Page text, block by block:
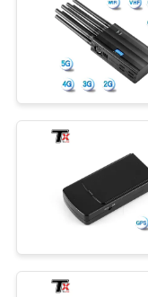
PRIVACY
POLICY